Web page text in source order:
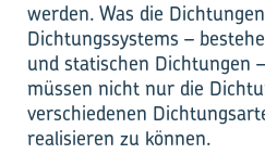
werden. Was die
Dichtungssystems –
und statischen Dichtungen
müssen nicht nur die
verschiedenen
realisieren zu können.